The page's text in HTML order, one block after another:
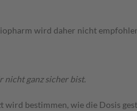
wird daher nicht
nicht ganz sicher bist.
wird bestimmen, wie die Dosis